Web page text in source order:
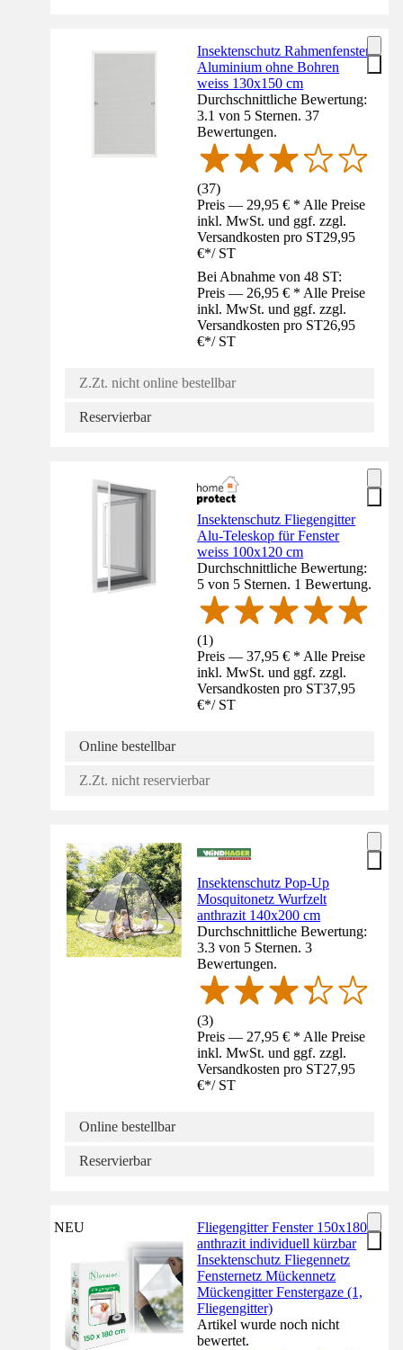
Insektenschutz Rahmenfenster
Aluminium ohne Bohren
weiss 130x150 cm
Durchschnittliche Bewertung:
3.1 von 5 Sternen. 37
Bewertungen.
(37)
Preis — 29,95 € * Alle Preise
inkl. MwSt. und ggf. zzgl.
Versandkosten pro ST29,95
€*/ ST
Bei Abnahme von 48 ST:
Preis — 26,95 € * Alle Preise
inkl. MwSt. und ggf. zzgl.
Versandkosten pro ST26,95
€*/ ST
Z.Zt. nicht online bestellbar
Reservierbar
Insektenschutz Fliegengitter
Alu-Teleskop für Fenster
weiss 100x120 cm
Durchschnittliche Bewertung:
5 von 5 Sternen. 1 Bewertung.
(1)
Preis — 37,95 € * Alle Preise
inkl. MwSt. und ggf. zzgl.
Versandkosten pro ST37,95
€*/ ST
Online bestellbar
Z.Zt. nicht reservierbar
Insektenschutz Pop-Up
Mosquitonetz Wurfzelt
anthrazit 140x200 cm
Durchschnittliche Bewertung:
3.3 von 5 Sternen. 3
Bewertungen.
(3)
Preis — 27,95 € * Alle Preise
inkl. MwSt. und ggf. zzgl.
Versandkosten pro ST27,95
€*/ ST
Online bestellbar
Reservierbar
NEU
Fliegengitter Fenster 150x180
anthrazit individuell kürzbar
Insektenschutz Fliegennetz
Fensternetz Mückennetz
Mückengitter Fenstergaze (1,
Fliegengitter)
Artikel wurde noch nicht
bewertet.